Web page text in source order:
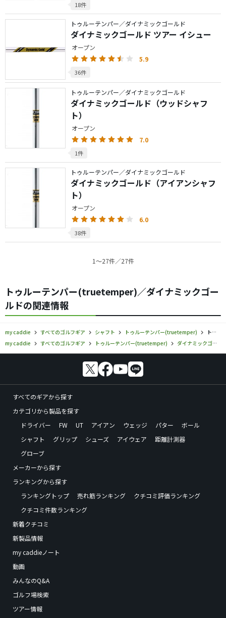
18件
トゥルーテンパー／ダイナミックゴールド
ダイナミックゴールド ツアー イシュー
オープン
5.9
36件
トゥルーテンパー／ダイナミックゴールド
ダイナミックゴールド（ウッドシャフ
ト）
オープン
7.0
1件
トゥルーテンパー／ダイナミックゴールド
ダイナミックゴールド（アイアンシャフ
ト）
オープン
6.0
38件
1〜27件／27件
トゥルーテンパー(truetemper)／ダイナミックゴー
ルドの関連情報
my caddie すべてのゴルフギア シャフト トゥルーテンパー(truetemper)
トゥルーテンパー／ダイナミックゴールド／シャフトの口コミ評価
my caddie
すべてのゴルフギア トゥルーテンパー(truetemper) ダイナミックゴールド
すべてのギアから探す
カテゴリから製品を探す
ドライバー
FW UT アイアン ウェッジ パター
ボール
シャフト
グリップ シューズ アイウェア
距離計測器
グローブ
メーカーから探す
ランキングから探す
ランキングトップ
売れ筋ランキング
クチコミ評価ランキング
クチコミ件数ランキング
新着クチコミ
新製品情報
my caddieノート
動画
みんなのQ&A
ゴルフ場検索
ツアー情報